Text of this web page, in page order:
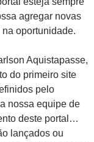
agregar novas
oportunidade.
Aquistapasse,
do primeiro site
pelo
nossa equipe de
deste portal…
lançados ou